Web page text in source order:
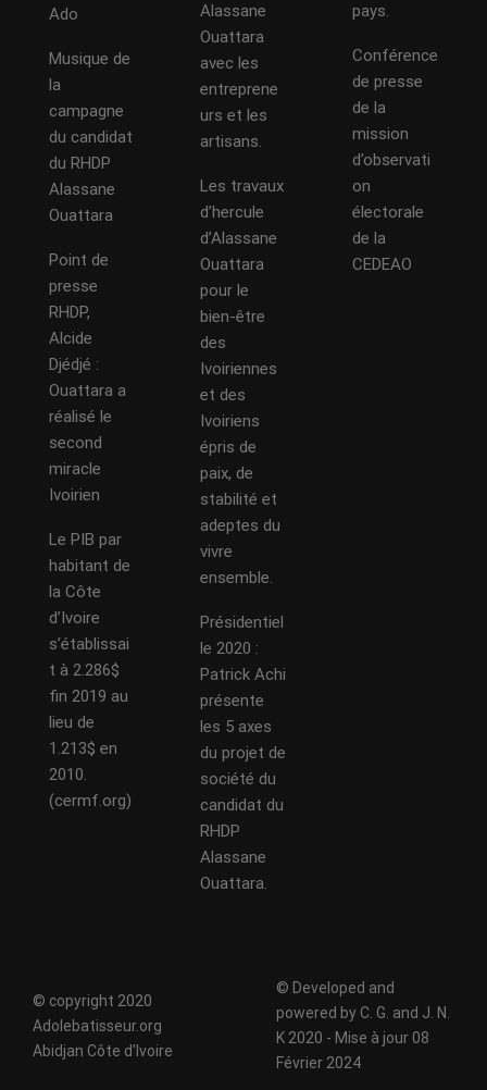
Ado
Musique de
la
campagne
du candidat
du RHDP
Alassane
Ouattara
Point de
presse
RHDP,
Alcide
Djédjé :
Ouattara a
réalisé le
second
miracle
Ivoirien
Le PIB par
habitant de
la Côte
d’Ivoire
s’établissai
t à 2.286$
fin 2019 au
lieu de
1.213$ en
2010.
(cermf.org)
Alassane
Ouattara
avec les
entreprene
urs et les
artisans.
Les travaux
d’hercule
d’Alassane
Ouattara
pour le
bien-être
des
Ivoiriennes
et des
Ivoiriens
épris de
paix, de
stabilité et
adeptes du
vivre
ensemble.
Présidentiel
le 2020 :
Patrick Achi
présente
les 5 axes
du projet de
société du
candidat du
RHDP
Alassane
Ouattara.
pays.
Conférence
de presse
de la
mission
d’observati
on
électorale
de la
CEDEAO
© copyright 2020
Adolebatisseur.org
Abidjan Côte d'Ivoire
© Developed and
powered by C. G. and J. N.
K 2020 - Mise à jour 08
Février 2024